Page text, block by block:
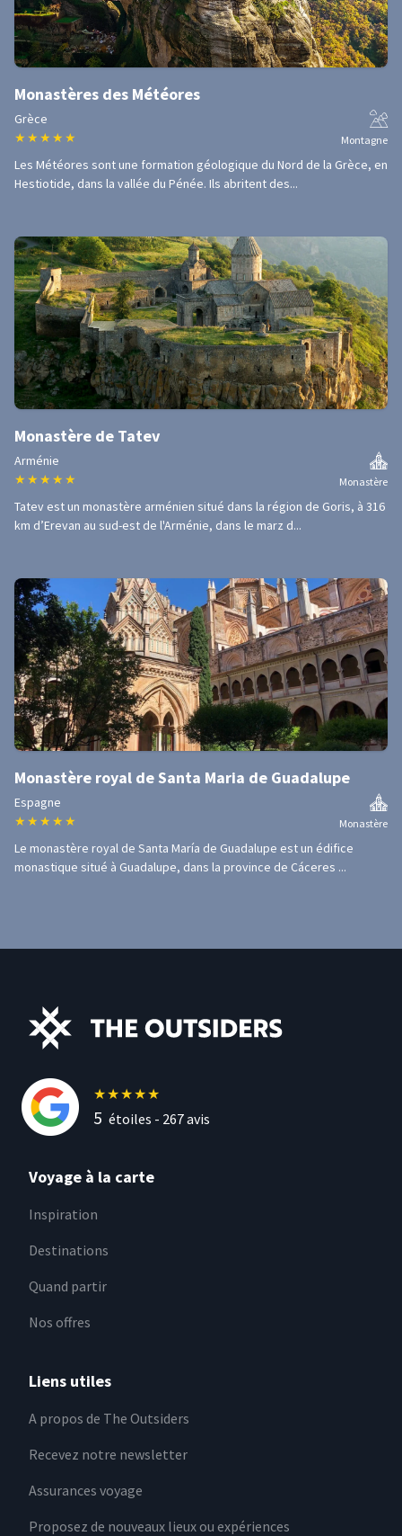
Monastères des Météores
Grèce
★ ★ ★ ★ ★ Montagne
Les Météores sont une formation géologique du Nord de la Grèce, en
Hestiotide, dans la vallée du Pénée. Ils abritent des...
Monastère de Tatev
Arménie
★ ★ ★ ★ ★ Monastère
Tatev est un monastère arménien situé dans la région de Goris, à 316
km d’Erevan au sud-est de l'Arménie, dans le marz d...
Monastère royal de Santa Maria de Guadalupe
Espagne
★ ★ ★ ★ ★ Monastère
Le monastère royal de Santa María de Guadalupe est un édifice
monastique situé à Guadalupe, dans la province de Cáceres ...
★★★★★
5 étoiles - 267avis
Voyage à la carte
Inspiration
Destinations
Quand partir
Nos offres
Liens utiles
A propos de The Outsiders
Recevez notre newsletter
Assurances voyage
Proposez de nouveaux lieux ou expériences